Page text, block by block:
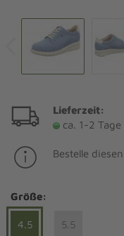
Lieferzeit:
ca. 1-2 Tage
Bestelle
Größe:
4.5 5.5